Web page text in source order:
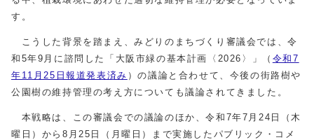
す。
こうした背景を踏まえ、みどりのまちづくり審議会では、令
和5年9月に諮問した「大阪市緑の基本計画〈2026〉」（ 令和7
年11月25日報道発表済み ）の議論と合わせて、今後の街路樹や
公園樹の維持管理の考え方についても議論されてきました。
本戦略は、この審議会での議論のほか、令和7年7月24日（木
曜日）から8月25日（月曜日）まで実施したパブリック・コメ